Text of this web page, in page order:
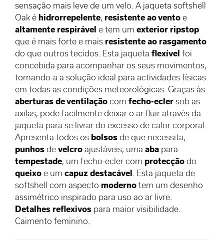
sensação mais leve de um velo. A jaqueta softshell
Oak é hidrorrepelente, resistente ao vento e
altamente respirável e tem um exterior ripstop
que é mais forte e mais resistente ao rasgamento
do que outros tecidos. Esta jaqueta flexível foi
concebida para acompanhar os seus movimentos,
tornando-a a solução ideal para actividades físicas
em todas as condições meteorológicas. Graças às
aberturas de ventilação com fecho-ecler sob as
axilas, pode facilmente deixar o ar fluir através da
jaqueta para se livrar do excesso de calor corporal.
Apresenta todos os bolsos de que necessita,
punhos de velcro ajustáveis, uma aba para
tempestade, um fecho-ecler com protecção do
queixo e um capuz destacável . Esta jaqueta de
softshell com aspecto moderno tem um desenho
assimétrico inspirado para uso ao ar livre.
Detalhes reflexivos para maior visibilidade.
Caimento feminino.